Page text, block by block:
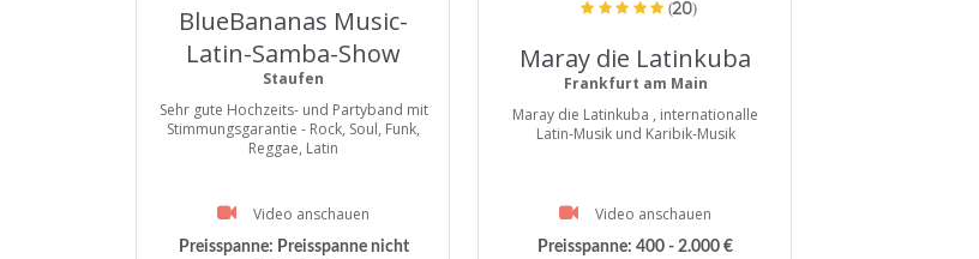
BlueBananas Music-
Latin-Samba-Show
Staufen
Sehr gute Hochzeits- und Partyband mit
Stimmungsgarantie - Rock, Soul, Funk,
Reggae, Latin
Video anschauen
Preisspanne: Preisspanne nicht
(20)
Maray die Latinkuba
Frankfurt am Main
Maray die Latinkuba , internationalle
Latin-Musik und Karibik-Musik
Video anschauen
Preisspanne: 400 - 2.000 €